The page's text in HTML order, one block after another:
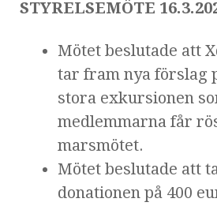
STYRELSEMÖTE
Mötet beslutade att
tar fram nya förslag
stora exkursionen
medlemmarna får
marsmötet.
Mötet beslutade att
donationen på 400